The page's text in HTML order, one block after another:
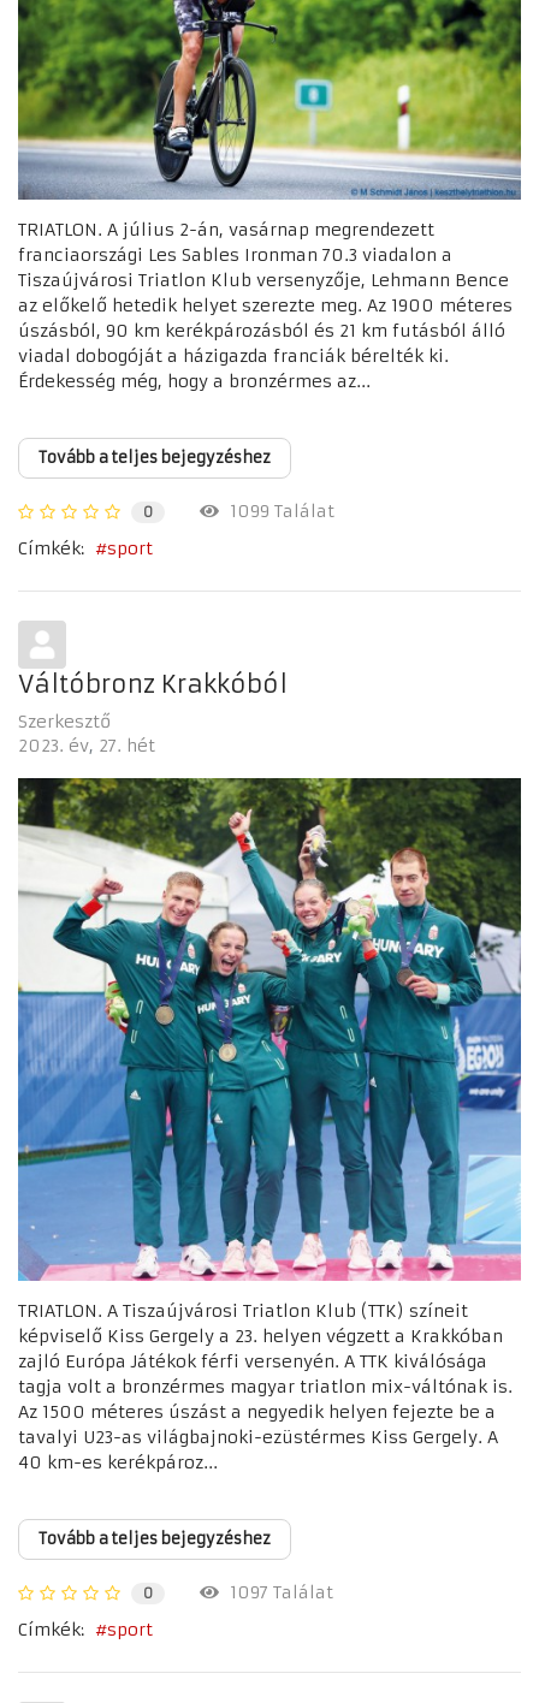
TRIATLON. A július 2-án, vasárnap megrendezett
franciaországi Les Sables Ironman 70.3 viadalon a
Tiszaújvárosi Triatlon Klub versenyzője, Lehmann Bence
az előkelő hetedik helyet szerezte meg. Az 1900 méteres
úszásból, 90 km kerékpározásból és 21 km futásból álló
viadal dobogóját a házigazda franciák bérelték ki.
Érdekesség még, hogy a bronzérmes az...
Tovább a teljes bejegyzéshez
0
1099 Találat
Címkék:
sport
Váltóbronz Krakkóból
Szerkesztő
2023. év 27. hét
TRIATLON. A Tiszaújvárosi Triatlon Klub (TTK) színeit
képviselő Kiss Gergely a 23. helyen végzett a Krakkóban
zajló Európa Játékok férfi versenyén. A TTK kiválósága
tagja volt a bronzérmes magyar triatlon mix-váltónak is.
Az 1500 méteres úszást a negyedik helyen fejezte be a
tavalyi U23-as világbajnoki-ezüstérmes Kiss Gergely. A
40 km-es kerékpároz...
Tovább a teljes bejegyzéshez
0
1097 Találat
Címkék:
sport